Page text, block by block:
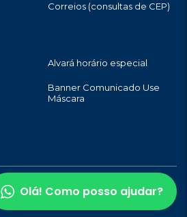
Correios (consultas de CEP)
Alvará horário especial
Banner Comunicado Use
Máscara
| Todos os direitos reservados |
WebStory.com.br
Olá! Como posso ajudar?